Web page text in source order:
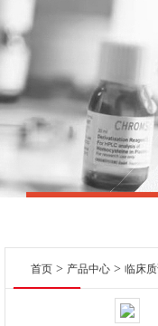
首页 > 产品中心 > 临床